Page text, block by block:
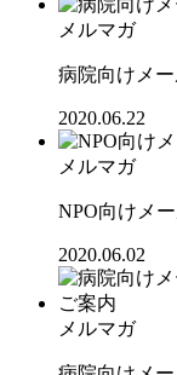
メルマガ
病院向けメ
2020.06.22
メルマガ
NPO向けメ
2020.06.02
メルマガ